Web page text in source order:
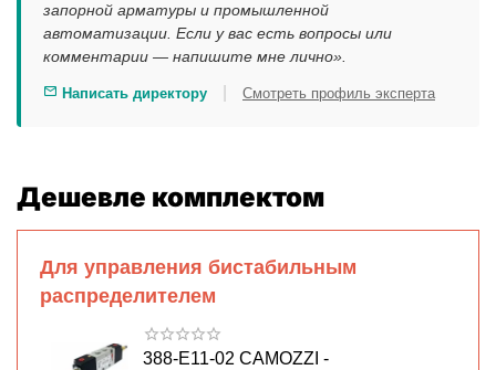
запорной арматуры и промышленной
автоматизации. Если у вас есть вопросы или
комментарии — напишите мне лично».
Написать директору Смотреть профиль эксперта
Дешевле комплектом
Для управления бистабильным
распределителем
388-E11-02 CAMOZZI -